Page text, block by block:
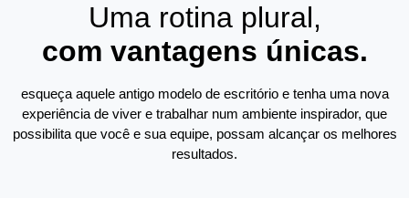
Uma rotina plural,
com vantagens únicas.
esqueça aquele antigo modelo de escritório e tenha uma nova
experiência de viver e trabalhar num ambiente inspirador, que
possibilita que você e sua equipe, possam alcançar os melhores
resultados.